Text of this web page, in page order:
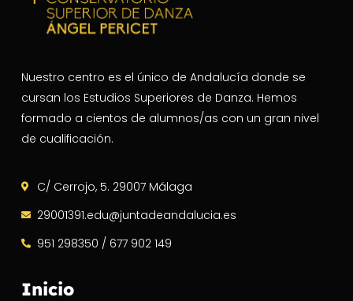
Nuestro centro es el único de Andalucía donde se
cursan los Estudios Superiores de Danza. Hemos
formado a cientos de alumnos/as con un gran nivel
de cualificación.
C/ Cerrojo, 5. 29007 Málaga
29001391.edu@juntadeandalucia.es
951 298350 / 677 902 149
Inicio